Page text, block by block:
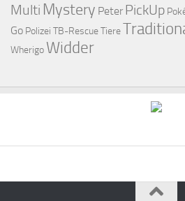
Multi Mystery Peter PickUp
Go Polizei TB-RescueTiere
Wherigo Widder